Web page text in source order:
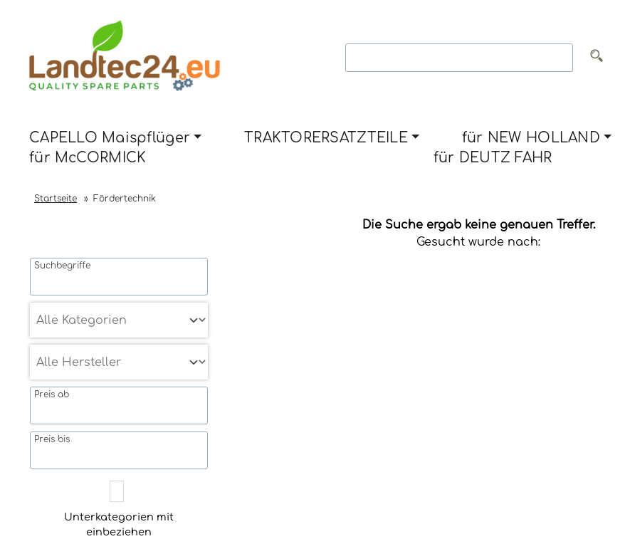
CAPELLO Maispflüger TRAKTORERSATZTEILE für NEW HOLLAND
für McCORMICK
für DEUTZ FAHR
Startseite » Fördertechnik
Die Suche ergab keine genauen Treffer.
Gesucht wurde nach:
Suchbegriffe
Preis ab
Preis bis
Unterkategorien mit
einbeziehen